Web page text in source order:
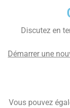
Discutez en
Démarrer une
Vous pouvez